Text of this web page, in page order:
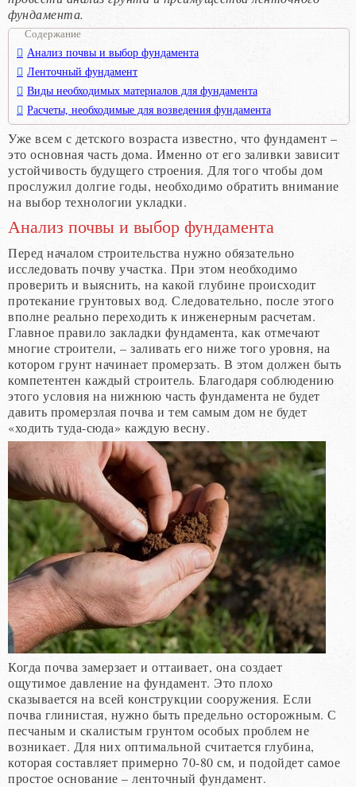
фундамента.
Содержание
Анализ почвы и выбор фундамента
Ленточный фундамент
Виды необходимых материалов для фундамента
Расчеты, необходимые для возведения фундамента
Уже всем с детского возраста известно, что фундамент –
это основная часть дома. Именно от его заливки зависит
устойчивость будущего строения. Для того чтобы дом
прослужил долгие годы, необходимо обратить внимание
на выбор технологии укладки.
Анализ почвы и выбор фундамента
Перед началом строительства нужно обязательно
исследовать почву участка. При этом необходимо
проверить и выяснить, на какой глубине происходит
протекание грунтовых вод. Следовательно, после этого
вполне реально переходить к инженерным расчетам.
Главное правило закладки фундамента, как отмечают
многие строители, – заливать его ниже того уровня, на
котором грунт начинает промерзать. В этом должен быть
компетентен каждый строитель. Благодаря соблюдению
этого условия на нижнюю часть фундамента не будет
давить промерзлая почва и тем самым дом не будет
«ходить туда-сюда» каждую весну.
Когда почва замерзает и оттаивает, она создает
ощутимое давление на фундамент. Это плохо
сказывается на всей конструкции сооружения. Если
почва глинистая, нужно быть предельно осторожным. С
песчаным и скалистым грунтом особых проблем не
возникает. Для них оптимальной считается глубина,
которая составляет примерно 70-80 см, и подойдет самое
простое основание – ленточный фундамент.